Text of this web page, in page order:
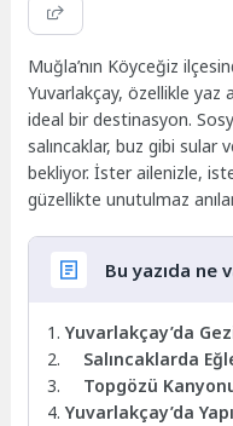
Muğla’nın Köyceğiz
Yuvarlakçay, özellikle yaz
ideal bir destinasyon.
salıncaklar, buz gibi sular
bekliyor. İster ailenizle,
güzellikte unutulmaz
Bu yazıda ne
Yuvarlakçay’da
Salıncaklarda
Topgözü
Yuvarlakçay’da